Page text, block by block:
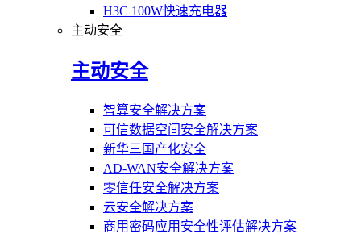
H3C 100W快速充电器
主动安全
主动安全
智算安全解决方案
可信数据空间安全解决方案
新华三国产化安全
AD-WAN安全解决方案
零信任安全解决方案
云安全解决方案
商用密码应用安全性评估解决方案